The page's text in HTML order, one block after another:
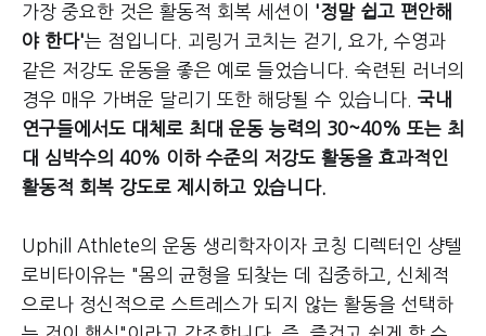
가장 중요한 것은 활동적 회복 세션이 '정말 쉽고 편안해
야 한다'는 점입니다. 괴링거 코치는 걷기, 요가, 수영과
같은 저강도 운동을 좋은 예로 들었습니다. 숙련된 러너의
경우 매우 가벼운 달리기 또한 해당될 수 있습니다. 국내
연구들에서도 대체로 최대 운동 능력의 30~40% 또는 최
대 심박수의 40% 이하 수준의 저강도 활동을 효과적인
활동적 회복 강도로 제시하고 있습니다.
Uphill Athlete의 운동 생리학자이자 코칭 디렉터인 샹텔
로비타이유는 "몸의 균형을 되찾는 데 집중하고, 신체적
으로나 정신적으로 스트레스가 되지 않는 활동을 선택하